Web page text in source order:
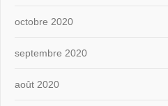
octobre 2020
septembre 2020
août 2020